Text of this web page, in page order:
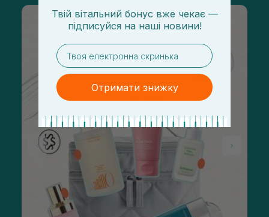
Твій вітальний бонус вже чекає —
підписуйся на наші новини!
email
Отримати знижку